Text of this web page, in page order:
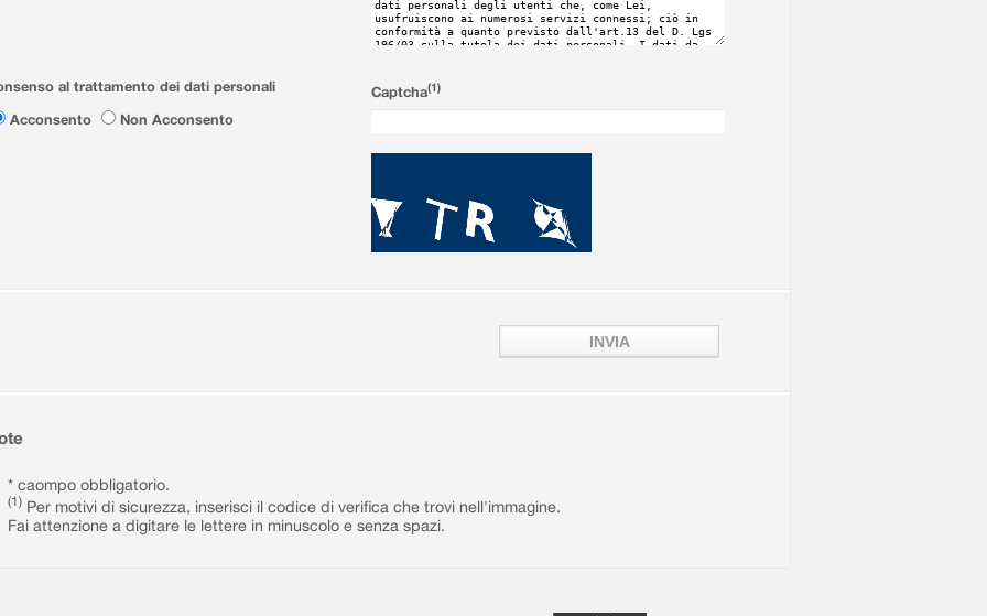
al trattamento dei dati personali
Acconsento
Non Acconsento
Captcha(1)
* caompo obbligatorio.
(1) Per motivi di sicurezza, inserisci il codice di verifica che trovi nell'immagine.
Fai attenzione a digitare le lettere in minuscolo e senza spazi.